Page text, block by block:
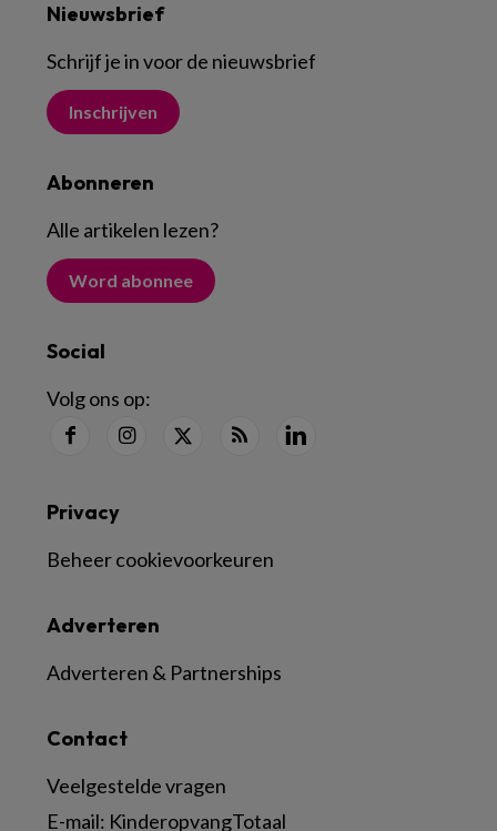
Nieuwsbrief
Schrijf je in voor de nieuwsbrief
Inschrijven
Abonneren
Alle artikelen lezen?
Word abonnee
Social
Volg ons op:
Contact
Veelgestelde vragen
E-mail: KinderopvangTotaal
Adverteren
Adverteren & Partnerships
Privacy
Beheer cookievoorkeuren